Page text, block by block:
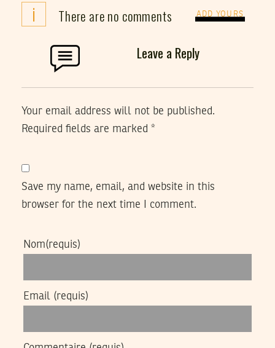
i There are no comments ADD YOURS
Leave a Reply
Your email address will not be published.
Required fields are marked *
Save my name, email, and website in this
browser for the next time I comment.
Nom(requis)
Email (requis)